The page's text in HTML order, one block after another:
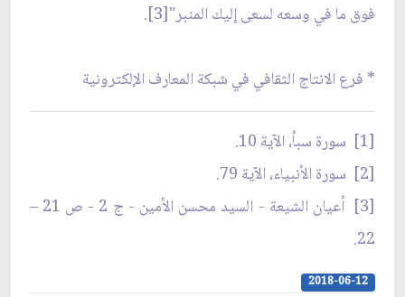
فوق ما في وسعه لسعى إليك المنبر"[3].
* فرع الانتاج الثقافي في شبكة المعارف الإلكترونية
[1] سورة سبأ، الآية 10.
[2] سورة الأنبياء، الآية 79.
[3] أعيان الشيعة - السيد محسن الأمين - ج 2 - ص 21 –
22.
2018-06-12